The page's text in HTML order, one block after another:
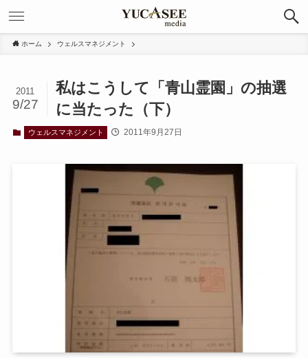
ホーム ウェルスマネジメント
私はこうして「青山霊園」の抽選
に当たった（下）
2011
9/27
ウェルスマネジメント 2011年9月27日